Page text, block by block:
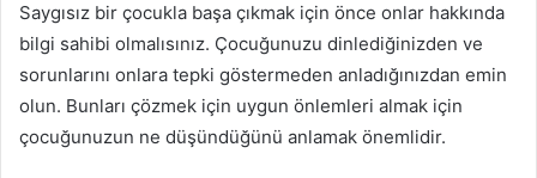
Saygısız bir çocukla başa çıkmak için önce onlar hakkında
bilgi sahibi olmalısınız. Çocuğunuzu dinlediğinizden ve
sorunlarını onlara tepki göstermeden anladığınızdan emin
olun. Bunları çözmek için uygun önlemleri almak için
çocuğunuzun ne düşündüğünü anlamak önemlidir.